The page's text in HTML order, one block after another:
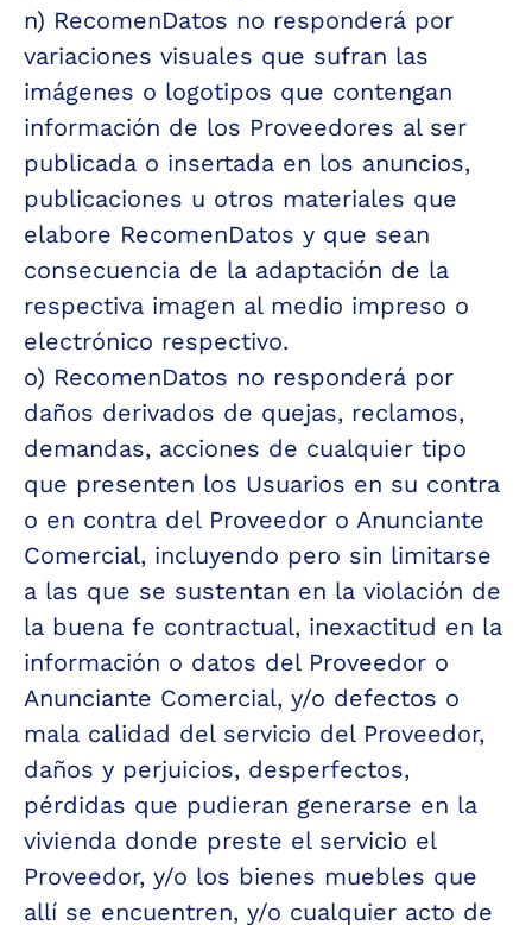
n) RecomenDatos no responderá por
variaciones visuales que sufran las
imágenes o logotipos que contengan
información de los Proveedores al ser
publicada o insertada en los anuncios,
publicaciones u otros materiales que
elabore RecomenDatos y que sean
consecuencia de la adaptación de la
respectiva imagen al medio impreso o
electrónico respectivo.
o) RecomenDatos no responderá por
daños derivados de quejas, reclamos,
demandas, acciones de cualquier tipo
que presenten los Usuarios en su contra
o en contra del Proveedor o Anunciante
Comercial, incluyendo pero sin limitarse
a las que se sustentan en la violación de
la buena fe contractual, inexactitud en la
información o datos del Proveedor o
Anunciante Comercial, y/o defectos o
mala calidad del servicio del Proveedor,
daños y perjuicios, desperfectos,
pérdidas que pudieran generarse en la
vivienda donde preste el servicio el
Proveedor, y/o los bienes muebles que
allí se encuentren, y/o cualquier acto de